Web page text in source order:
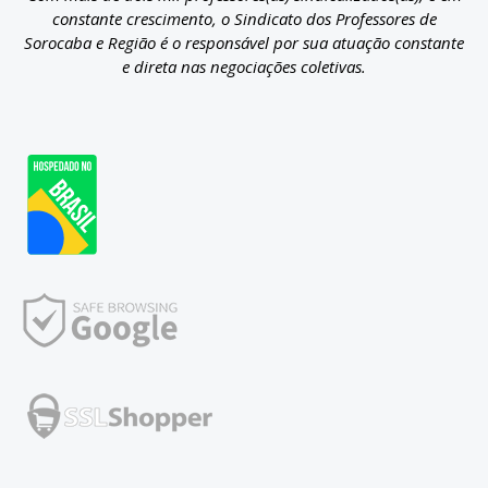
constante crescimento, o Sindicato dos Professores de
Sorocaba e Região é o responsável por sua atuação constante
e direta nas negociações coletivas.